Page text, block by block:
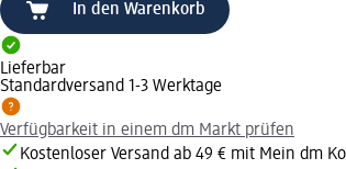
In den Warenkorb
Lieferbar
Standardversand 1-3 Werktage
Verfügbarkeit in einem dm Markt prüfen
Kostenloser Versand ab 49 € mit Mein dm